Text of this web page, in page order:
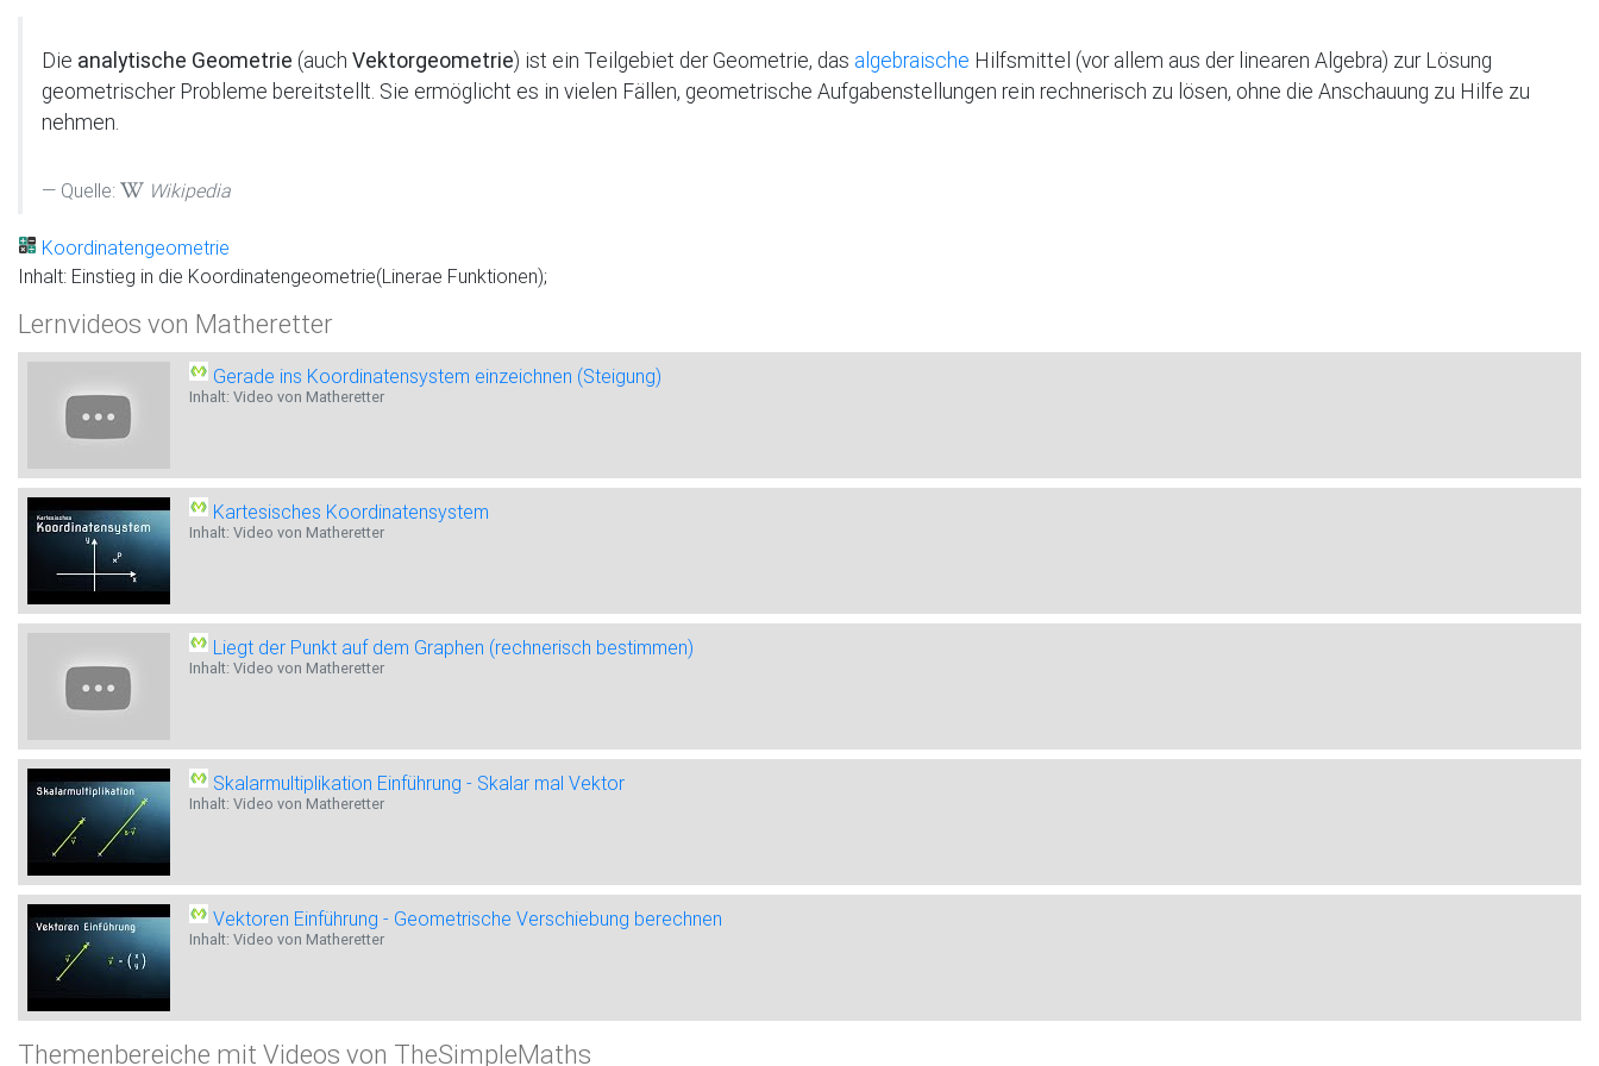
Die analytische Geometrie (auch Vektorgeometrie) ist ein Teilgebiet der Geometrie, das algebraische Hilfsmittel (vor allem aus der linearen Algebra) zur Lösung
geometrischer Probleme bereitstellt. Sie ermöglicht es in vielen Fällen, geometrische Aufgabenstellungen rein rechnerisch zu lösen, ohne die Anschauung zu Hilfe zu
nehmen.
Quelle: Wikipedia
Koordinatengeometrie
Inhalt: Einstieg in die Koordinatengeometrie(Linerae Funktionen);
Lernvideos von Matheretter
Gerade ins Koordinatensystem einzeichnen (Steigung)
Inhalt: Video von Matheretter
Kartesisches Koordinatensystem
Inhalt: Video von Matheretter
Liegt der Punkt auf dem Graphen (rechnerisch bestimmen)
Inhalt: Video von Matheretter
Skalarmultiplikation Einführung - Skalar mal Vektor
Inhalt: Video von Matheretter
Vektoren Einführung - Geometrische Verschiebung berechnen
Inhalt: Video von Matheretter
Themenbereiche mit Videos von TheSimpleMaths